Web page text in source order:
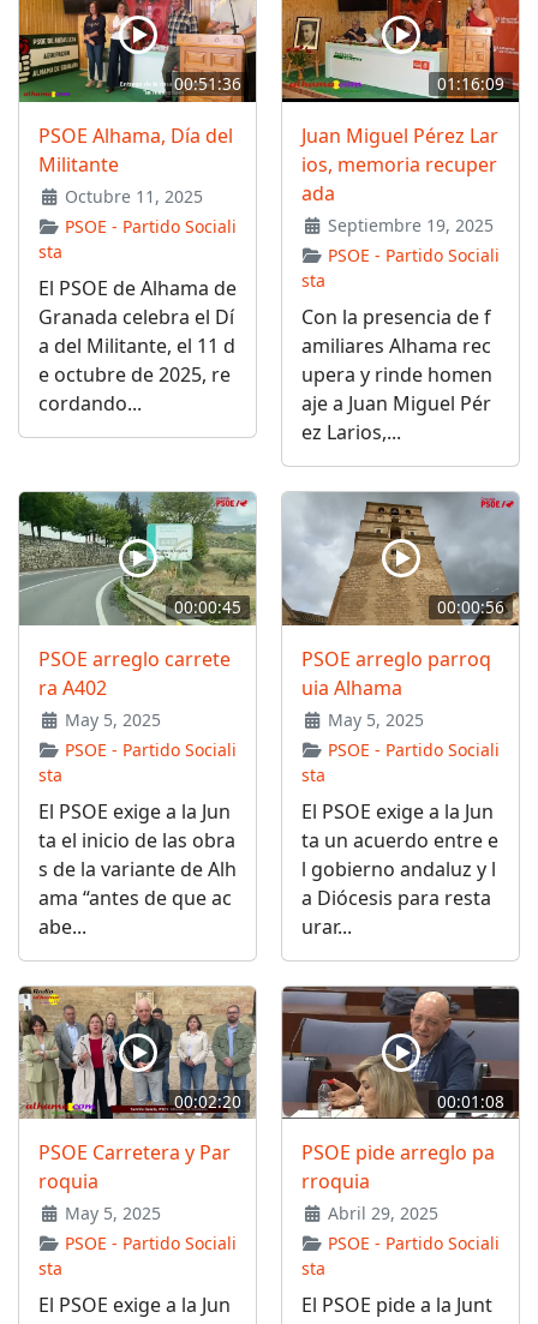
00:51:36
PSOE Alhama, Día del
Militante
Octubre 11, 2025
PSOE - Partido Sociali
sta
El PSOE de Alhama de
Granada celebra el Dí
a del Militante, el 11 d
e octubre de 2025, re
cordando...
01:16:09
Juan Miguel Pérez Lar
ios, memoria recuper
ada
Septiembre 19, 2025
PSOE - Partido Sociali
sta
Con la presencia de f
amiliares Alhama rec
upera y rinde homen
aje a Juan Miguel Pér
ez Larios,...
00:00:45
PSOE arreglo carrete
ra A402
May 5, 2025
PSOE - Partido Sociali
sta
El PSOE exige a la Jun
ta el inicio de las obra
s de la variante de Alh
ama “antes de que ac
abe...
00:00:56
PSOE arreglo parroq
uia Alhama
May 5, 2025
PSOE - Partido Sociali
sta
El PSOE exige a la Jun
ta un acuerdo entre e
l gobierno andaluz y l
a Diócesis para resta
urar...
00:02:20
PSOE Carretera y Par
roquia
May 5, 2025
PSOE - Partido Sociali
sta
El PSOE exige a la Jun
00:01:08
PSOE pide arreglo pa
rroquia
Abril 29, 2025
PSOE - Partido Sociali
sta
El PSOE pide a la Junt